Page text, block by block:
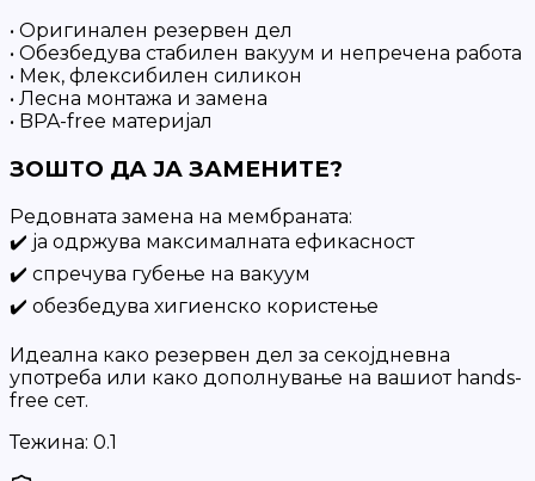
• Оригинален резервен дел
• Обезбедува стабилен вакуум и непречена работа
• Мек, флексибилен силикон
• Лесна монтажа и замена
• BPA-free материјал
ЗОШТО ДА ЈА ЗАМЕНИТЕ?
Редовната замена на мембраната:
✔️ ја одржува максималната ефикасност
✔️ спречува губење на вакуум
✔️ обезбедува хигиенско користење
Идеална како резервен дел за секојдневна
употреба или како дополнување на вашиот hands-
free сет.
Тежина: 0.1